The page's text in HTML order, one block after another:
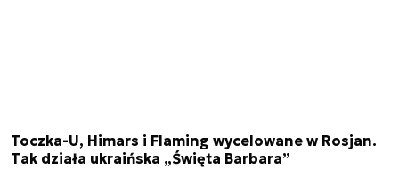
Toczka-U, Himars i Flaming wycelowane w Rosjan.
Tak działa ukraińska „Święta Barbara”